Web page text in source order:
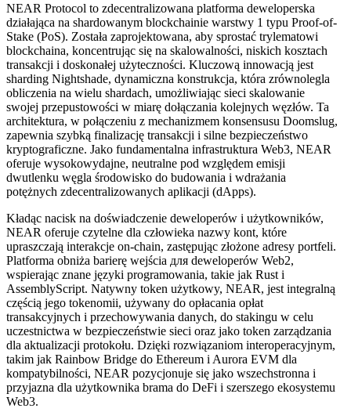
NEAR Protocol to zdecentralizowana platforma deweloperska
działająca na shardowanym blockchainie warstwy 1 typu Proof-of-
Stake (PoS). Została zaprojektowana, aby sprostać trylematowi
blockchaina, koncentrując się na skalowalności, niskich kosztach
transakcji i doskonałej użyteczności. Kluczową innowacją jest
sharding Nightshade, dynamiczna konstrukcja, która zrównolegla
obliczenia na wielu shardach, umożliwiając sieci skalowanie
swojej przepustowości w miarę dołączania kolejnych węzłów. Ta
architektura, w połączeniu z mechanizmem konsensusu Doomslug,
zapewnia szybką finalizację transakcji i silne bezpieczeństwo
kryptograficzne. Jako fundamentalna infrastruktura Web3, NEAR
oferuje wysokowydajne, neutralne pod względem emisji
dwutlenku węgla środowisko do budowania i wdrażania
potężnych zdecentralizowanych aplikacji (dApps).
Kładąc nacisk na doświadczenie deweloperów i użytkowników,
NEAR oferuje czytelne dla człowieka nazwy kont, które
upraszczają interakcje on-chain, zastępując złożone adresy portfeli.
Platforma obniża barierę wejścia для deweloperów Web2,
wspierając znane języki programowania, takie jak Rust i
AssemblyScript. Natywny token użytkowy, NEAR, jest integralną
częścią jego tokenomii, używany do opłacania opłat
transakcyjnych i przechowywania danych, do stakingu w celu
uczestnictwa w bezpieczeństwie sieci oraz jako token zarządzania
dla aktualizacji protokołu. Dzięki rozwiązaniom interoperacyjnym,
takim jak Rainbow Bridge do Ethereum i Aurora EVM dla
kompatybilności, NEAR pozycjonuje się jako wszechstronna i
przyjazna dla użytkownika brama do DeFi i szerszego ekosystemu
Web3.